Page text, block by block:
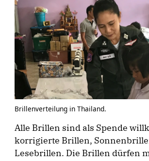
Brillenverteilung in Thailand.
Alle Brillen sind als Spende
korrigierte Brillen,
Lesebrillen. Die Brillen dürfen